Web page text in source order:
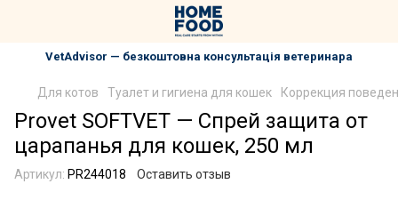
VetAdvisor — безкоштовна консультація ветеринара
Для котов Туалет и гигиена для кошек Коррекция
Provet SOFTVET — Спрей защита от
царапанья для кошек, 250 мл
Артикул: PR244018 Оставить отзыв